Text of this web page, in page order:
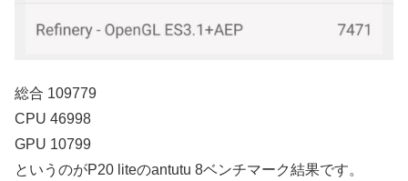
総合 109779
CPU 46998
GPU 10799
というのがP20 liteのantutu 8ベンチマーク結果です。